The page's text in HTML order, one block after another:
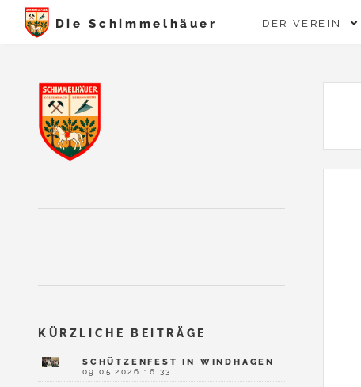
Die Schimmelhäuer DER VEREIN
KÜRZLICHE BEITRÄGE
SCHÜTZENFEST IN WINDHAGEN
09.05.2026 16:33